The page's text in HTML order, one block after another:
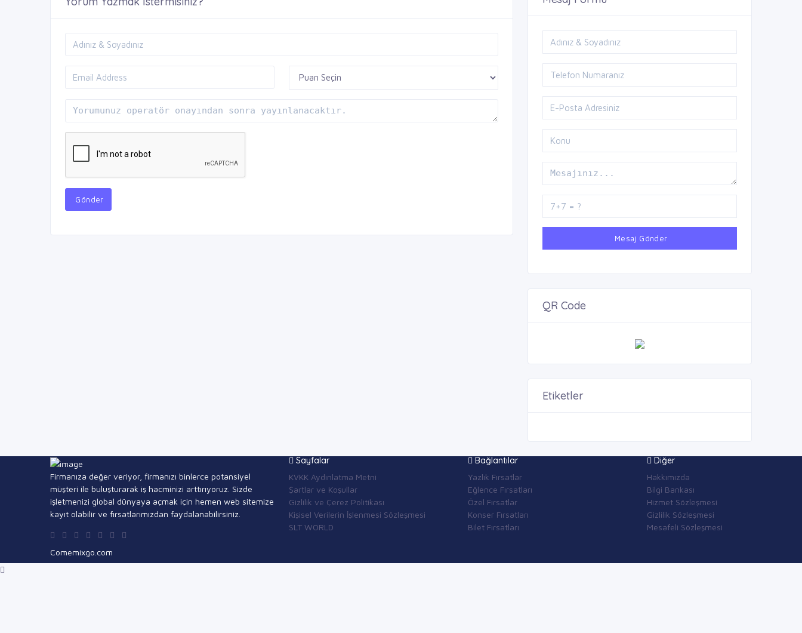
Gönder
Mesaj Gönder
QR Code
Etiketler
Firmanıza değer veriyor, firmanızı binlerce potansiyel
müşteri ile buluşturarak iş hacminizi arttırıyoruz. Sizde
işletmenizi global dünyaya açmak için hemen web sitemize
kayıt olabilir ve fırsatlarımızdan faydalanabilirsiniz.
Sayfalar
KVKK Aydınlatma Metni
Şartlar ve Koşullar
Gizlilik ve Çerez Politikası
Kişisel Verilerin İşlenmesi Sözleşmesi
SLT WORLD
Bağlantılar
Yazlık Fırsatlar
Eğlence Fırsatları
Özel Fırsatlar
Konser Fırsatları
Bilet Fırsatları
Diğer
Hakkımızda
Bilgi Bankası
Hizmet Sözleşmesi
Gizlilik Sözleşmesi
Mesafeli Sözleşmesi
Comemixgo.com